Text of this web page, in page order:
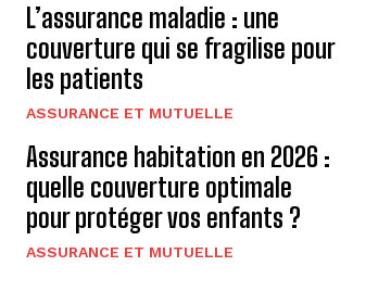
L’assurance maladie : une
couverture qui se fragilise pour
les patients
ASSURANCE ET MUTUELLE
Assurance habitation en 2026 :
quelle couverture optimale
pour protéger vos enfants ?
ASSURANCE ET MUTUELLE